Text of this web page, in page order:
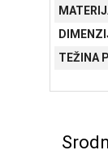
TEŽINA